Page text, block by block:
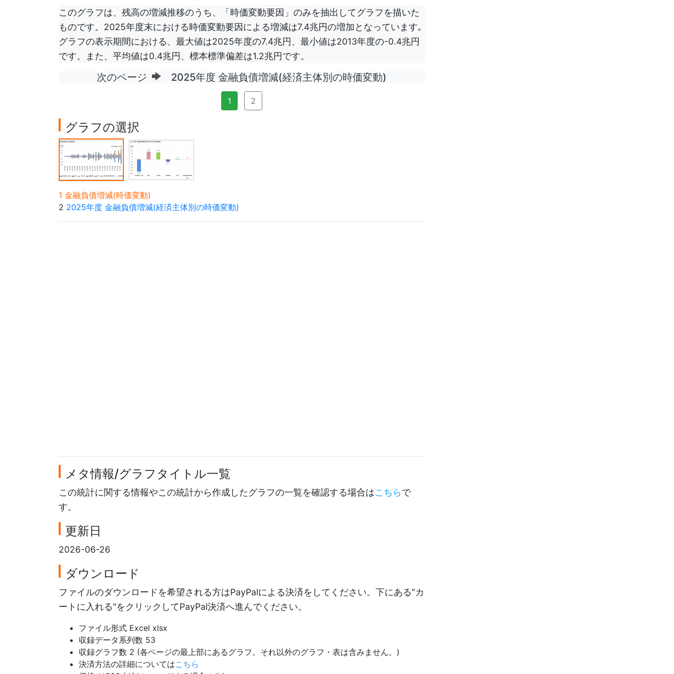
このグラフは、残高の増減推移のうち、「時価変動要因」のみを抽出してグラフを描いた
ものです。2025年度末における時価変動要因による増減は7.4兆円の増加となっています｡
グラフの表示期間における、最大値は2025年度の7.4兆円、最小値は2013年度の-0.4兆円
です。また、平均値は0.4兆円、標本標準偏差は1.2兆円です。
次のページ 2025年度 金融負債増減(経済主体別の時価変動)
1 2
グラフの選択
1 金融負債増減(時価変動)
2 2025年度 金融負債増減(経済主体別の時価変動)
メタ情報/グラフタイトル一覧
この統計に関する情報やこの統計から作成したグラフの一覧を確認する場合はこちらで
す。
更新日
2026-06-26
ダウンロード
ファイルのダウンロードを希望される方はPayPalによる決済をしてください。下にある"カ
ートに入れる"をクリックしてPayPal決済へ進んでください。
ファイル形式 Excel xlsx
収録データ系列数 53
収録グラフ数 2 (各ページの最上部にあるグラフ。それ以外のグラフ・表は含みません。)
決済方法の詳細についてはこちら